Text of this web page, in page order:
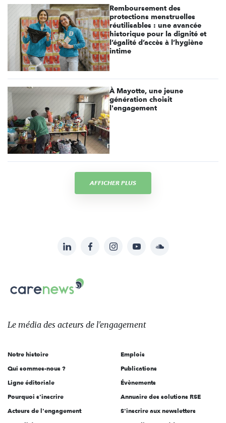
Remboursement des
protections menstruelles
réutilisables : une avancée
historique pour la dignité et
l’égalité d’accès à l’hygiène
intime
À Mayotte, une jeune
génération choisit
l'engagement
AFFICHER PLUS
sur:
LinkedInFacebookInstagramYouTubeSoundcloud
Le
des
l'engagement
Le média des acteurs de l'engagement
Notre histoire
Qui sommes-nous ?
Ligne éditoriale
Pourquoi s'inscrire
Acteurs de l'engagement
Emplois
Publications
Évènements
Annuaire des solutions RSE
S'inscrire aux newsletters